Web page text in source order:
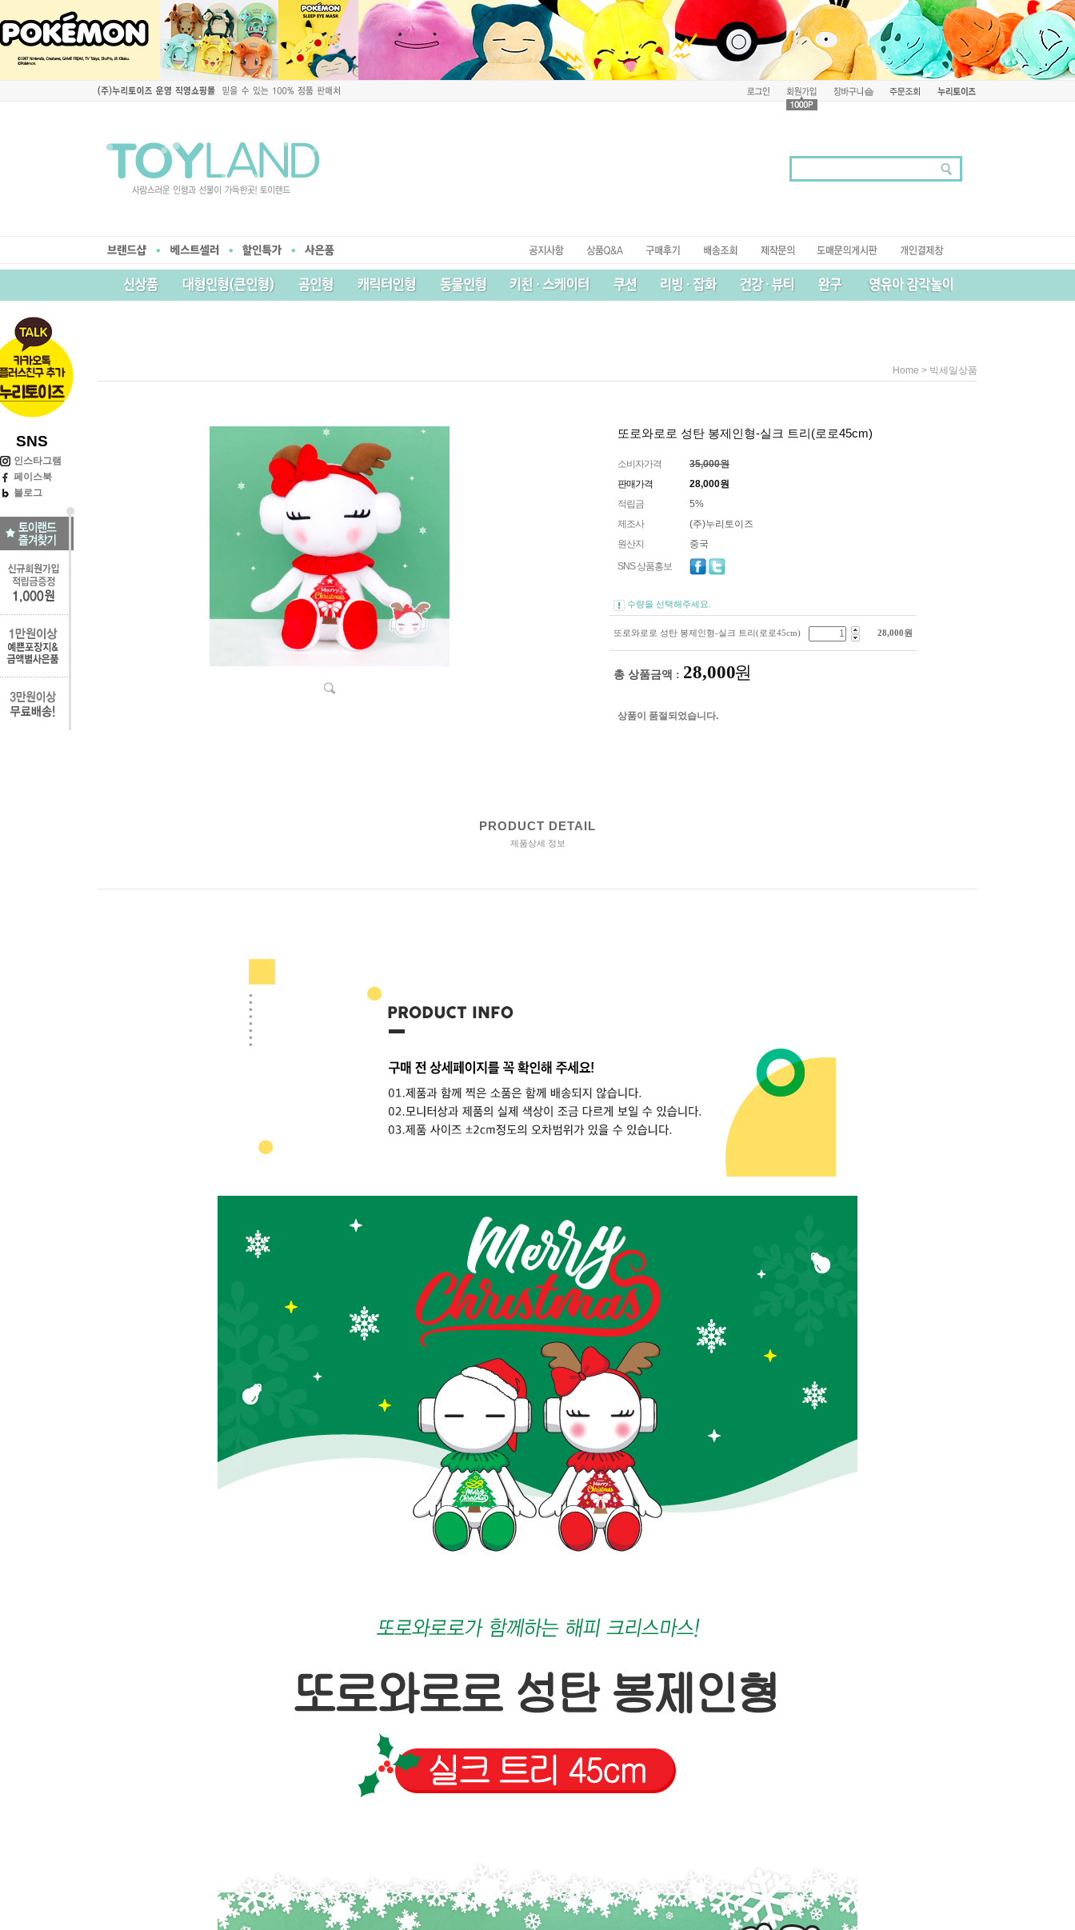
SNS
인스타그램
페이스북
블로그
Home > 빅세일상품
또로와로로 성탄 봉제인형-실크 트리(로로45cm)
소비자가격
35,000원
판매가격
28,000원
적립금
5%
제조사
(주)누리토이즈
원산지
중국
SNS 상품홍보
수량을 선택해주세요.
또로와로로 성탄 봉제인형-실크 트리(로로45cm) 28,000원
총 상품금액 : 28,000원
상품이 품절되었습니다.
PRODUCT DETAIL
제품상세 정보